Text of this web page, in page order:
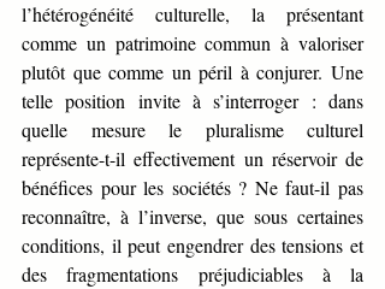
l’hétérogénéité culturelle, la présentant
comme un patrimoine commun à valoriser
plutôt que comme un péril à conjurer. Une
telle position invite à s’interroger : dans
quelle mesure le pluralisme culturel
représente-t-il effectivement un réservoir de
bénéfices pour les sociétés ? Ne faut-il pas
reconnaître, à l’inverse, que sous certaines
conditions, il peut engendrer des tensions et
des fragmentations préjudiciables à la